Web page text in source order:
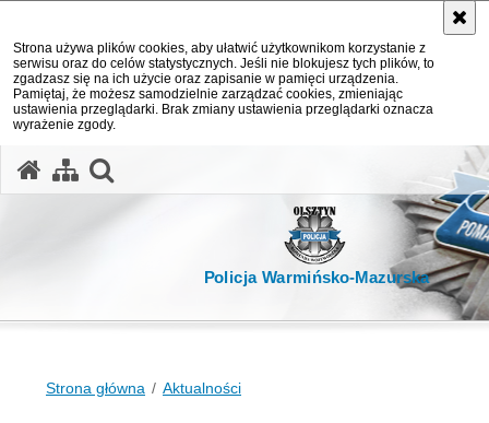
Strona używa plików cookies, aby ułatwić użytkownikom korzystanie z
serwisu oraz do celów statystycznych. Jeśli nie blokujesz tych plików, to
zgadzasz się na ich użycie oraz zapisanie w pamięci urządzenia.
Pamiętaj, że możesz samodzielnie zarządzać cookies, zmieniając
ustawienia przeglądarki. Brak zmiany ustawienia przeglądarki oznacza
wyrażenie zgody.
Policja Warmińsko-Mazurska
Strona główna Aktualności